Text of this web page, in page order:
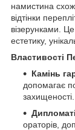
намистина
відтінки
візерунками.
естетику,
Властивості
Камінь
допомагає
захищеності.
ораторів,